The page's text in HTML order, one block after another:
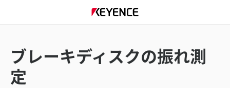
ブレーキディスクの振れ測
定